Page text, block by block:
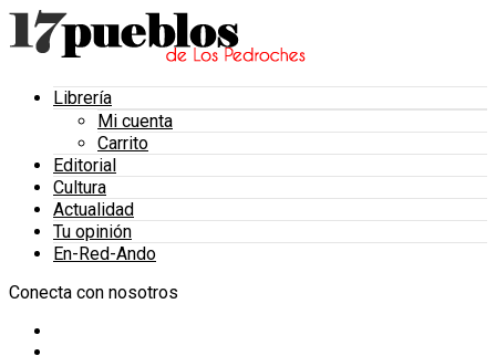
Librería
Mi cuenta
Carrito
Editorial
Cultura
Actualidad
Tu opinión
En-Red-Ando
Conecta con nosotros